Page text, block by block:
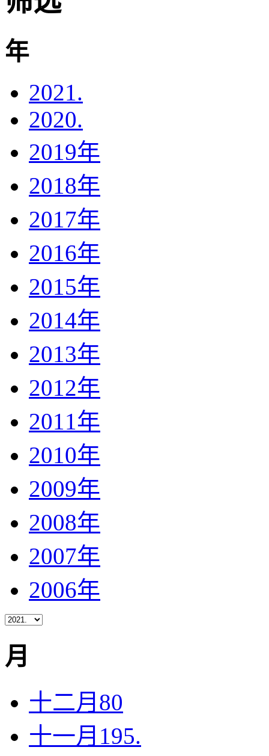
年
2021.
2020.
2019年
2018年
2017年
2016年
2015年
2014年
2013年
2012年
2011年
2010年
2009年
2008年
2007年
2006年
月
十二月 80
十一月 195.